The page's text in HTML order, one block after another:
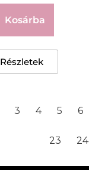
Kosárba
Részletek
3 4 5 6
23 24